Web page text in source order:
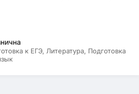
к ЕГЭ, Литература, Подготовка